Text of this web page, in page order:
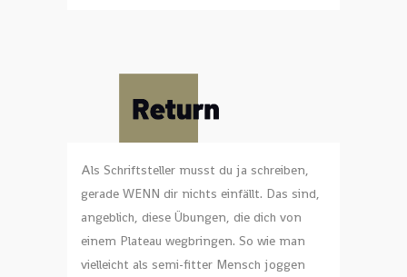
Als Schriftsteller musst du ja schreiben,
gerade WENN dir nichts einfällt. Das sind,
angeblich, diese Übungen, die dich von
einem Plateau wegbringen. So wie man
vielleicht als semi-fitter Mensch joggen